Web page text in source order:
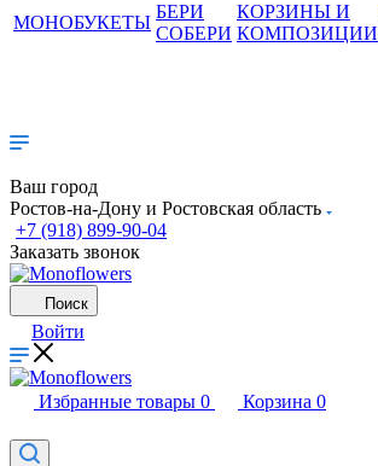
МОНОБУКЕТЫ
БЕРИ
СОБЕРИ
КОРЗИНЫ И
КОМПОЗИЦИИ
Ваш город
Ростов-на-Дону и Ростовская область
+7 (918) 899-90-04
Заказать звонок
Поиск
Войти
Избранные товары 0 Корзина 0